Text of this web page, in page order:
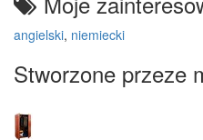
angielski, niemiecki
Stworzone przeze